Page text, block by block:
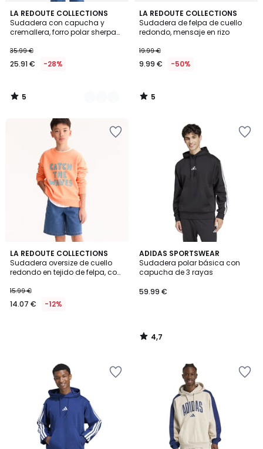
LA REDOUTE COLLECTIONS
Sudadera con capucha y
cremallera, forro polar sherpa
35.99 €
25.91 € -28%
5
/
5
2
Colores
5
/
LA REDOUTE COLLECTIONS
Sudadera de felpa de cuello
redondo, mensaje en rizo
19.99 €
9.99 € -50%
5
/
5
5
/
LA REDOUTE COLLECTIONS
Sudadera oversize de cuello
redondo en tejido de felpa, con
parte delantera
15.99 €
14.07 € -12%
ADIDAS SPORTSWEAR
Sudadera polar básica con
capucha de 3 rayas
59.99 €
4,7
/ 5
4,7
/